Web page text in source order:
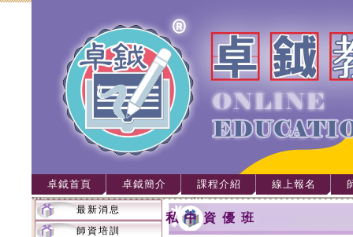
卓鉞首頁 卓鉞簡介 課程介紹 線上報名
最新消息
師資培訓
私中資優班